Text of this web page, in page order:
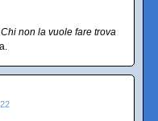
non la vuole fare trova